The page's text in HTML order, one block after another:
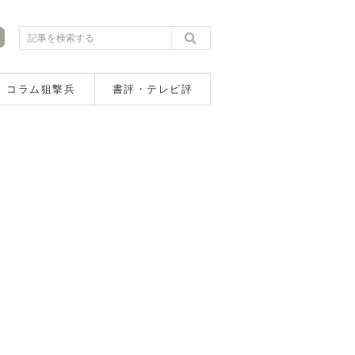
コラム狙撃兵 書評・テレビ評